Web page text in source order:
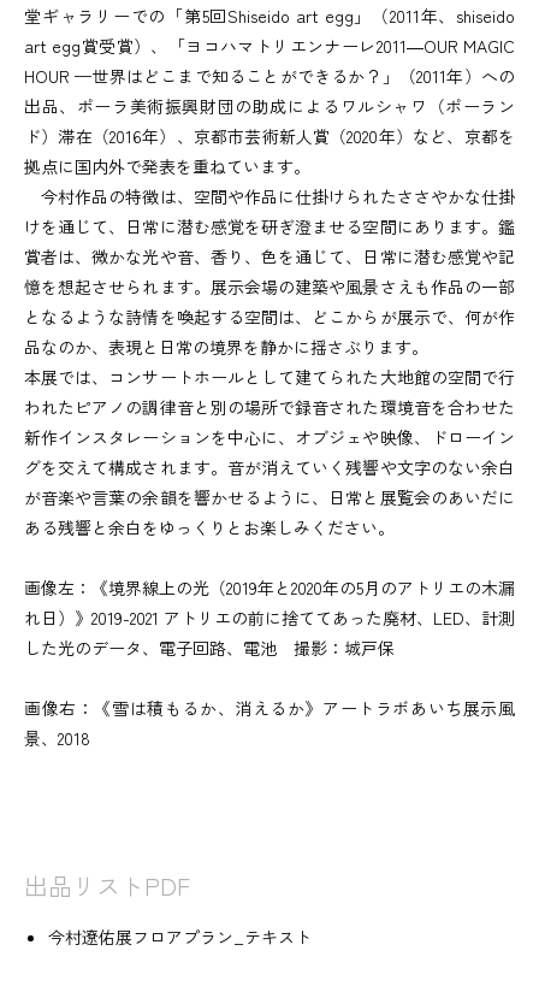
堂ギャラリーでの「第5回Shiseido art egg」（2011年、shiseido
art egg賞受賞）、「ヨコハマトリエンナーレ2011―OUR MAGIC
HOUR —世界はどこまで知ることができるか？」（2011年）への
出品、ポーラ美術振興財団の助成によるワルシャワ（ポーラン
ド）滞在（2016年）、京都市芸術新人賞（2020年）など、京都を
拠点に国内外で発表を重ねています。
今村作品の特徴は、空間や作品に仕掛けられたささやかな仕掛
けを通じて、日常に潜む感覚を研ぎ澄ませる空間にあります。鑑
賞者は、微かな光や音、香り、色を通じて、日常に潜む感覚や記
憶を想起させられます。展示会場の建築や風景さえも作品の一部
となるような詩情を喚起する空間は、どこからが展示で、何が作
品なのか、表現と日常の境界を静かに揺さぶります。
本展では、コンサートホールとして建てられた大地館の空間で行
われたピアノの調律音と別の場所で録音された環境音を合わせた
新作インスタレーションを中心に、オブジェや映像、ドローイン
グを交えて構成されます。音が消えていく残響や文字のない余白
が音楽や言葉の余韻を響かせるように、日常と展覧会のあいだに
ある残響と余白をゆっくりとお楽しみください。
画像左：《境界線上の光（2019年と2020年の5月のアトリエの木漏
れ日）》2019-2021 アトリエの前に捨ててあった廃材、LED、計測
した光のデータ、電子回路、電池 撮影：城戸保
画像右：《雪は積もるか、消えるか》アートラボあいち展示風
景、2018
出品リストPDF
今村遼佑展フロアプラン_テキスト